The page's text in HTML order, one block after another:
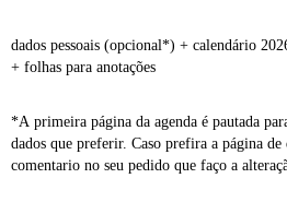
dados pessoais (opcional*) + calendário
+ folhas para anotações
*A primeira página da agenda é pautada
dados que preferir. Caso prefira a página de
comentario no seu pedido que faço a